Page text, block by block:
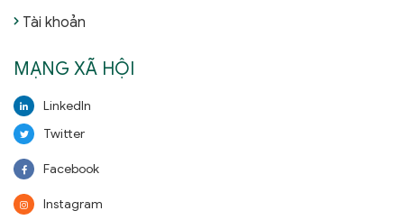
Tài khoản
MẠNG XÃ HỘI
LinkedIn
Twitter
Facebook
Instagram